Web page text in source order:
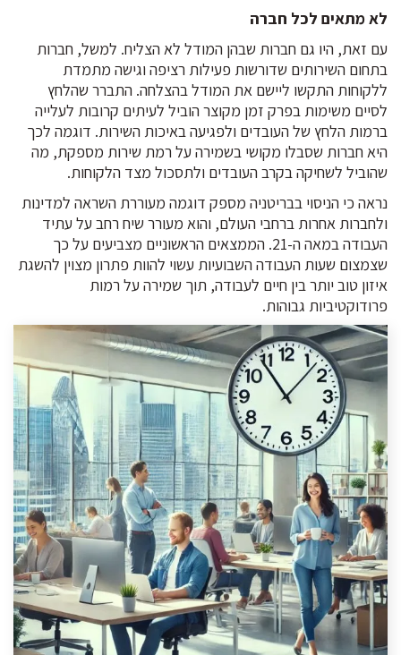
לא מתאים לכל חברה
עם זאת, היו גם חברות שבהן המודל לא הצליח. למשל, חברות
בתחום השירותים שדורשות פעילות רציפה וגישה מתמדת
ללקוחות התקשו ליישם את המודל בהצלחה. התברר שהלחץ
לסיים משימות בפרק זמן מקוצר הוביל לעיתים קרובות לעלייה
ברמות הלחץ של העובדים ולפגיעה באיכות השירות. דוגמה לכך
היא חברות שסבלו מקושי בשמירה על רמת שירות מספקת, מה
שהוביל לשחיקה בקרב העובדים ולתסכול מצד הלקוחות.
נראה כי הניסוי בבריטניה מספק דוגמה מעוררת השראה למדינות
ולחברות אחרות ברחבי העולם, והוא מעורר שיח רחב על עתיד
העבודה במאה ה-21. הממצאים הראשוניים מצביעים על כך
שצמצום שעות העבודה השבועיות עשוי להוות פתרון מצוין להשגת
איזון טוב יותר בין חיים לעבודה, תוך שמירה על רמות
פרודוקטיביות גבוהות.